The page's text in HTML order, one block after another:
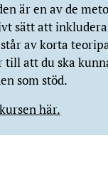
är en av de
sätt att
av korta
till att du ska
som stöd.
här.